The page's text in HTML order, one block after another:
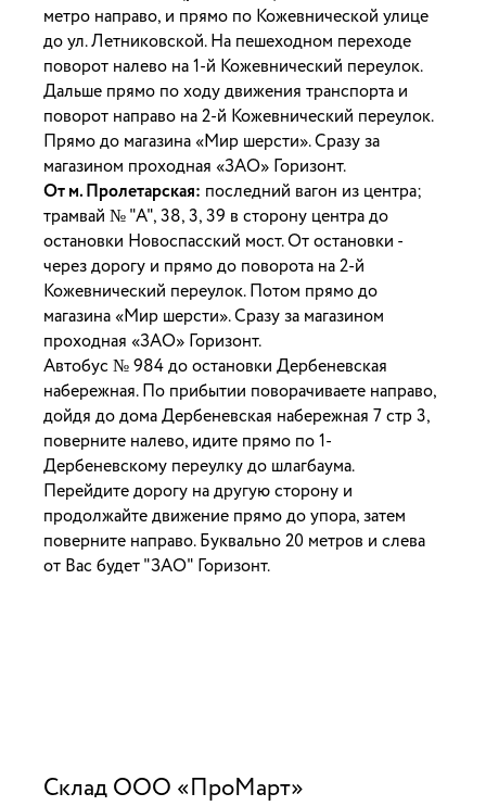
метро направо, и прямо по Кожевнической улице
до ул. Летниковской. На пешеходном переходе
поворот налево на 1-й Кожевнический переулок.
Дальше прямо по ходу движения транспорта и
поворот направо на 2-й Кожевнический переулок.
Прямо до магазина «Мир шерсти». Сразу за
магазином проходная «ЗАО» Горизонт.
От м. Пролетарская: последний вагон из центра;
трамвай № "А", 38, 3, 39 в сторону центра до
остановки Новоспасский мост. От остановки -
через дорогу и прямо до поворота на 2-й
Кожевнический переулок. Потом прямо до
магазина «Мир шерсти». Сразу за магазином
проходная «ЗАО» Горизонт.
Автобус № 984 до остановки Дербеневская
набережная. По прибытии поворачиваете направо,
дойдя до дома Дербеневская набережная 7 стр 3,
поверните налево, идите прямо по 1-
Дербеневскому переулку до шлагбаума.
Перейдите дорогу на другую сторону и
продолжайте движение прямо до упора, затем
поверните направо. Буквально 20 метров и слева
от Вас будет "ЗАО" Горизонт.
Склад ООО «ПроМарт»